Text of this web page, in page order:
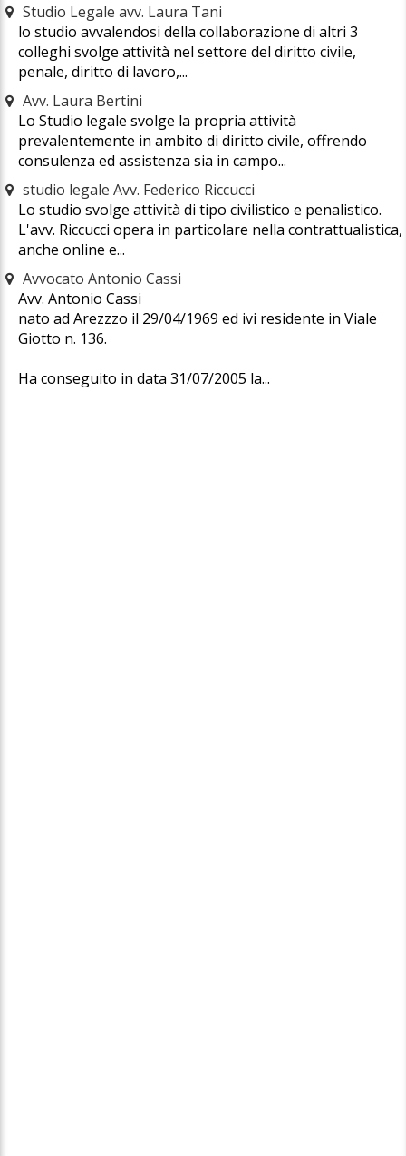
Studio Legale avv. Laura Tani
lo studio avvalendosi della collaborazione di altri 3
colleghi svolge attività nel settore del diritto civile,
penale, diritto di lavoro,...
Avv. Laura Bertini
Lo Studio legale svolge la propria attività
prevalentemente in ambito di diritto civile, offrendo
consulenza ed assistenza sia in campo...
studio legale Avv. Federico Riccucci
Lo studio svolge attività di tipo civilistico e penalistico.
L'avv. Riccucci opera in particolare nella contrattualistica,
anche online e...
Avvocato Antonio Cassi
Avv. Antonio Cassi
nato ad Arezzzo il 29/04/1969 ed ivi residente in Viale
Giotto n. 136.
Ha conseguito in data 31/07/2005 la...